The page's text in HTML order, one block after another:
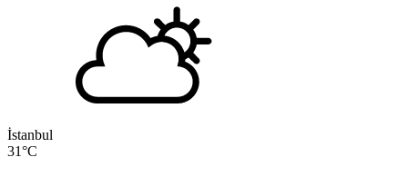
İstanbul
31°C